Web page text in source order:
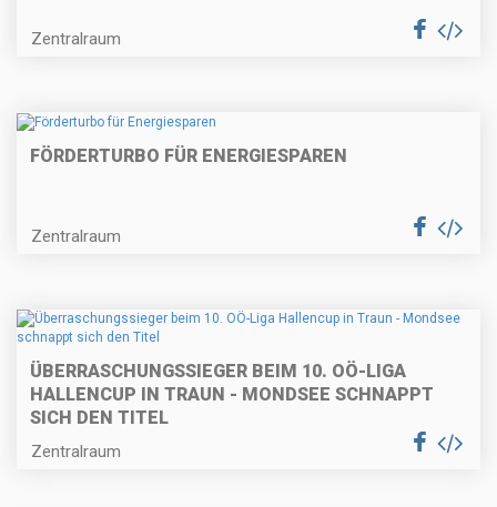
Zentralraum
FÖRDERTURBO FÜR ENERGIESPAREN
Zentralraum
ÜBERRASCHUNGSSIEGER BEIM 10. OÖ-LIGA
HALLENCUP IN TRAUN - MONDSEE SCHNAPPT
SICH DEN TITEL
Zentralraum